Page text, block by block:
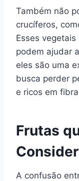
Também não
crucíferos,
Esses
podem ajudar
eles são uma
busca perder
e ricos em
Frutas
A confusão